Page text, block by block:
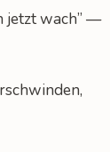
jetzt wach” —